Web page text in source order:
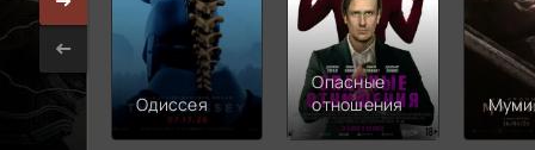
Одиссея
Опасные
отношения